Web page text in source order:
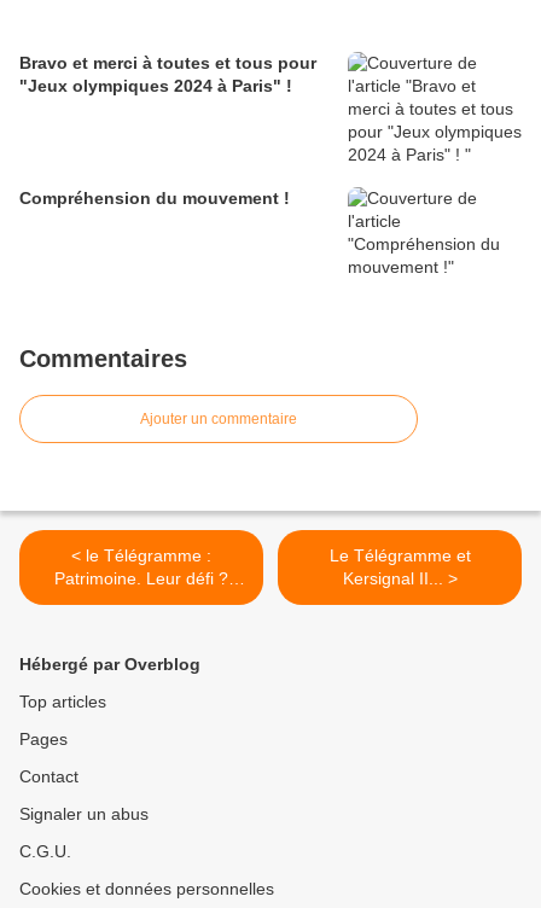
Bravo et merci à toutes et tous pour
"Jeux olympiques 2024 à Paris" !
Compréhension du mouvement !
Commentaires
Ajouter un commentaire
< le Télégramme :
Patrimoine. Leur défi ?
Faire revivre le canal 27
Le Télégramme et
Kersignal II... >
Hébergé par Overblog
Top articles
Pages
Contact
Signaler un abus
C.G.U.
Cookies et données personnelles